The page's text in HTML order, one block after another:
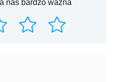
nas bardzo ważna